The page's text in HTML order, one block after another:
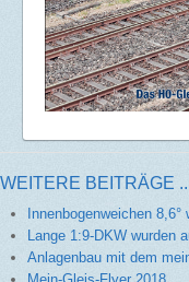
WEITERE BEITRÄGE
Innenbogenweichen
Lange 1:9-DKW wurden
Anlagenbau mit dem